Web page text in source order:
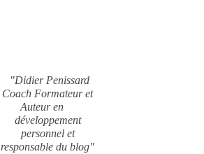
"Didier Penissard
Coach Formateur et
Auteur en
développement
personnel et
responsable du blog"